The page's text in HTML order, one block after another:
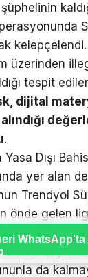
üzerinden
tespit
dijital
.
Dışı
yer alan
Trendyol
önde gelen
da
WhatsApp'ta